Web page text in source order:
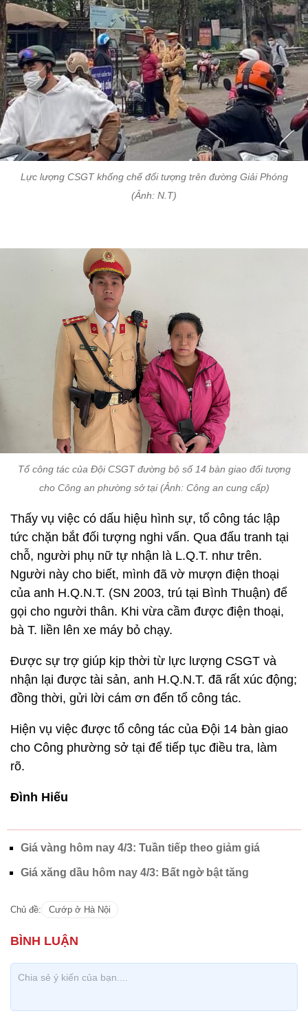
Lực lượng CSGT khống chế đối tượng trên đường Giải Phóng
(Ảnh: N.T)
Tổ công tác của Đội CSGT đường bộ số 14 bàn giao đối tượng
cho Công an phường sở tại (Ảnh: Công an cung cấp)
Thấy vụ việc có dấu hiệu hình sự, tổ công tác lập
tức chặn bắt đối tượng nghi vấn. Qua đấu tranh tại
chỗ, người phụ nữ tự nhận là L.Q.T. như trên.
Người này cho biết, mình đã vờ mượn điện thoại
của anh H.Q.N.T. (SN 2003, trú tại Bình Thuận) để
gọi cho người thân. Khi vừa cầm được điện thoại,
bà T. liền lên xe máy bỏ chạy.
Được sự trợ giúp kịp thời từ lực lượng CSGT và
nhận lại được tài sản, anh H.Q.N.T. đã rất xúc động;
đồng thời, gửi lời cám ơn đến tổ công tác.
Hiện vụ việc được tổ công tác của Đội 14 bàn giao
cho Công phường sở tại để tiếp tục điều tra, làm
rõ.
Đình Hiếu
Giá vàng hôm nay 4/3: Tuần tiếp theo giảm giá
Giá xăng dầu hôm nay 4/3: Bất ngờ bật tăng
Chủ đề: Cướp ở Hà Nội